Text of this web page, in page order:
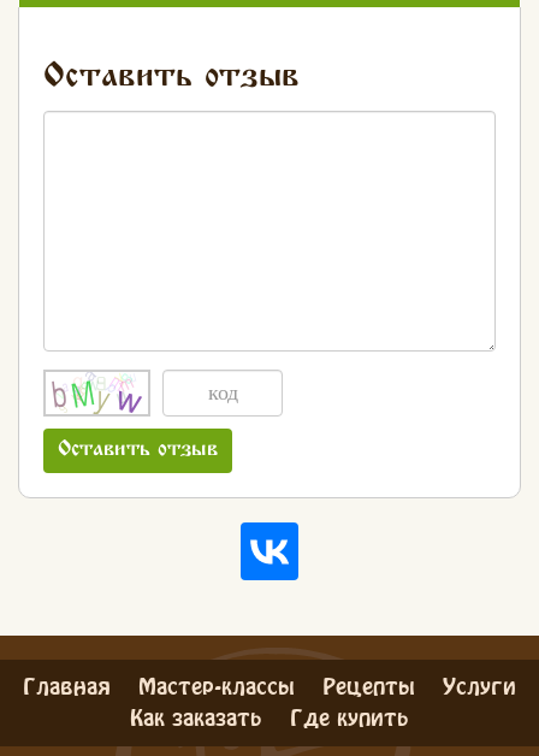
Оставить отзыв
Оставить отзыв
Главная Мастер-классы Рецепты Услуги
Как заказать Где купить